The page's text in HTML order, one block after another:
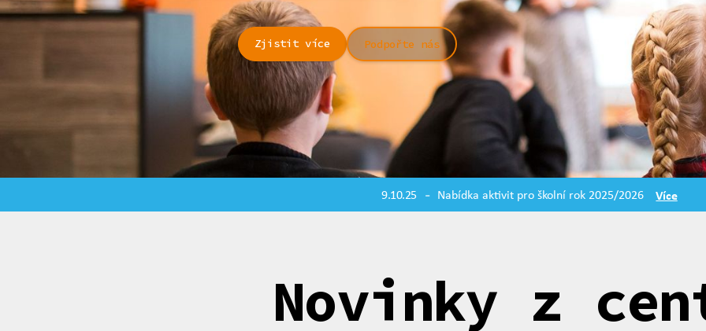
Zjistit více Podpořte nás
9.10.25 - Nabídka aktivit pro školní rok 2025/2026 Více
Novinky z